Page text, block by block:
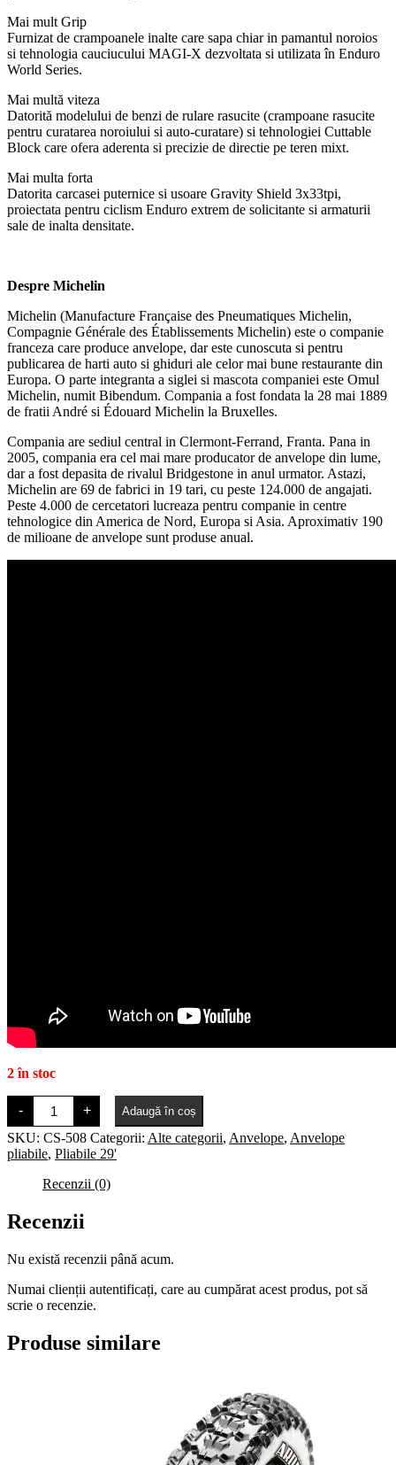
Mai mult Grip
Furnizat de crampoanele inalte care sapa chiar in pamantul noroios
si tehnologia cauciucului MAGI-X dezvoltata si utilizata în Enduro
World Series.
Mai multă viteza
Datorită modelului de benzi de rulare rasucite (crampoane rasucite
pentru curatarea noroiului si auto-curatare) si tehnologiei Cuttable
Block care ofera aderenta si precizie de directie pe teren mixt.
Mai multa forta
Datorita carcasei puternice si usoare Gravity Shield 3x33tpi,
proiectata pentru ciclism Enduro extrem de solicitante si armaturii
sale de inalta densitate.
Despre Michelin
Michelin (Manufacture Française des Pneumatiques Michelin,
Compagnie Générale des Établissements Michelin) este o companie
franceza care produce anvelope, dar este cunoscuta si pentru
publicarea de harti auto si ghiduri ale celor mai bune restaurante din
Europa. O parte integranta a siglei si mascota companiei este Omul
Michelin, numit Bibendum. Compania a fost fondata la 28 mai 1889
de fratii André si Édouard Michelin la Bruxelles.
Compania are sediul central in Clermont-Ferrand, Franta. Pana in
2005, compania era cel mai mare producator de anvelope din lume,
dar a fost depasita de rivalul Bridgestone in anul urmator. Astazi,
Michelin are 69 de fabrici in 19 tari, cu peste 124.000 de angajati.
Peste 4.000 de cercetatori lucreaza pentru companie in centre
tehnologice din America de Nord, Europa si Asia. Aproximativ 190
de milioane de anvelope sunt produse anual.
2 în stoc
-
Cantitate
Michelin
Mud
Enduro,
29
2.25
greutate
1050g,
3x33
+ Adaugă în coș
SKU: CS-508 Categorii: Alte categorii, Anvelope, Anvelope
pliabile, Pliabile 29'
Recenzii (0)
Recenzii
Nu există recenzii până acum.
Numai clienții autentificați, care au cumpărat acest produs, pot să
scrie o recenzie.
Produse similare